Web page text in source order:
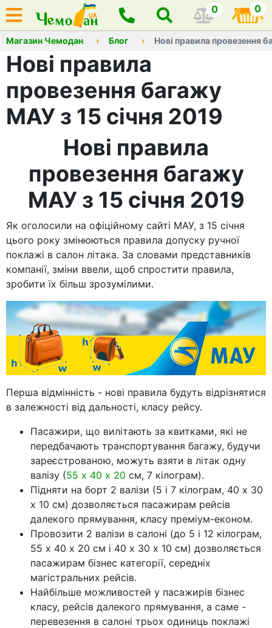
0 0
Магазин Чемодан Блог Нові правила провезення
Нові правила
провезення багажу
МАУ з 15 січня 2019
Нові правила
провезення багажу
МАУ з 15 січня 2019
Як оголосили на офіційному сайті МАУ, з 15 січня
цього року змінюються правила допуску ручної
поклажі в салон літака. За словами представників
компанії, зміни ввели, щоб спростити правила,
зробити їх більш зрозумілими.
Перша відмінність - нові правила будуть відрізнятися
в залежності від дальності, класу рейсу.
Пасажири, що вилітають за квитками, які не
передбачають транспортування багажу, будучи
зареєстрованою, можуть взяти в літак одну
валізу (55 х 40 х 20 см, 7 кілограм).
Підняти на борт 2 валізи (5 і 7 кілограм, 40 х 30
х 10 см) дозволяється пасажирам рейсів
далекого прямування, класу преміум-економ.
Провозити 2 валізи в салоні (до 5 і 12 кілограм,
55 х 40 х 20 см і 40 х 30 х 10 см) дозволяється
пасажирам бізнес категорії, середніх
магістральних рейсів.
Найбільше можливостей у пасажирів бізнес
класу, рейсів далекого прямування, а саме -
перевезення в салоні трьох одиниць поклажі